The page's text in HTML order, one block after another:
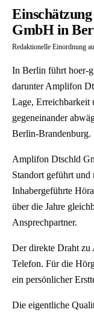
GmbH in
Redaktionelle Einordnung
In Berlin führt hoer-
darunter Amplifon
Lage, Erreichbarkeit
gegeneinander
Berlin-Brandenburg.
Amplifon Dtschld
Standort geführt
Inhabergeführte
über die Jahre
Ansprechpartner.
Der direkte Draht
Telefon. Für die
ein persönlicher
Die eigentliche